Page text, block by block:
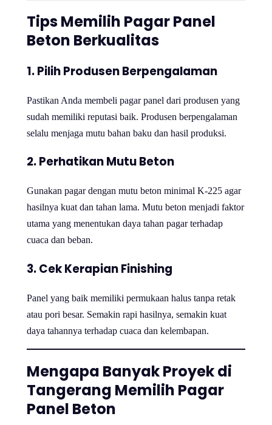
Tips Memilih Pagar Panel
Beton Berkualitas
1. Pilih Produsen Berpengalaman
Pastikan Anda membeli pagar panel dari produsen yang
sudah memiliki reputasi baik. Produsen berpengalaman
selalu menjaga mutu bahan baku dan hasil produksi.
2. Perhatikan Mutu Beton
Gunakan pagar dengan mutu beton minimal K-225 agar
hasilnya kuat dan tahan lama. Mutu beton menjadi faktor
utama yang menentukan daya tahan pagar terhadap
cuaca dan beban.
3. Cek Kerapian Finishing
Panel yang baik memiliki permukaan halus tanpa retak
atau pori besar. Semakin rapi hasilnya, semakin kuat
daya tahannya terhadap cuaca dan kelembapan.
Mengapa Banyak Proyek di
Tangerang Memilih Pagar
Panel Beton